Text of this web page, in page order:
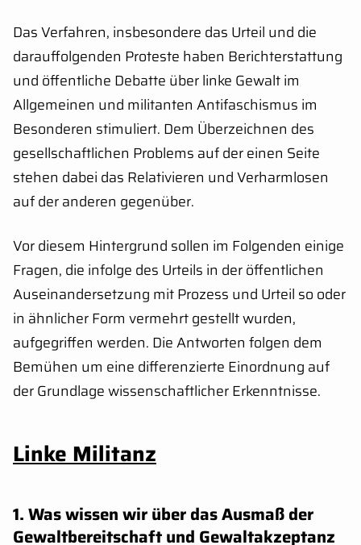
Das Verfahren, insbesondere das Urteil und die
darauffolgenden Proteste haben Berichterstattung
und öffentliche Debatte über linke Gewalt im
Allgemeinen und militanten Antifaschismus im
Besonderen stimuliert. Dem Überzeichnen des
gesellschaftlichen Problems auf der einen Seite
stehen dabei das Relativieren und Verharmlosen
auf der anderen gegenüber.
Vor diesem Hintergrund sollen im Folgenden einige
Fragen, die infolge des Urteils in der öffentlichen
Auseinandersetzung mit Prozess und Urteil so oder
in ähnlicher Form vermehrt gestellt wurden,
aufgegriffen werden. Die Antworten folgen dem
Bemühen um eine differenzierte Einordnung auf
der Grundlage wissenschaftlicher Erkenntnisse.
Linke Militanz
1. Was wissen wir über das Ausmaß der
Gewaltbereitschaft und Gewaltakzeptanz